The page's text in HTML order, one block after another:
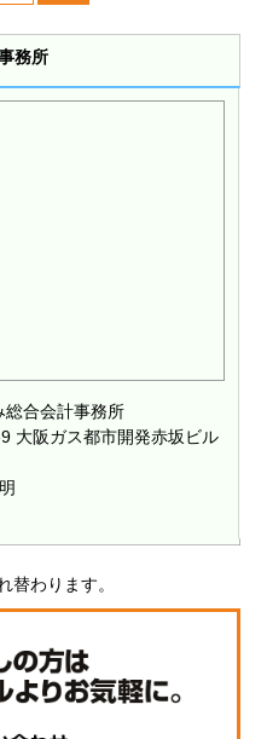
務所
総合会計事務所
大阪ガス都市開発赤坂ビル
替わります。